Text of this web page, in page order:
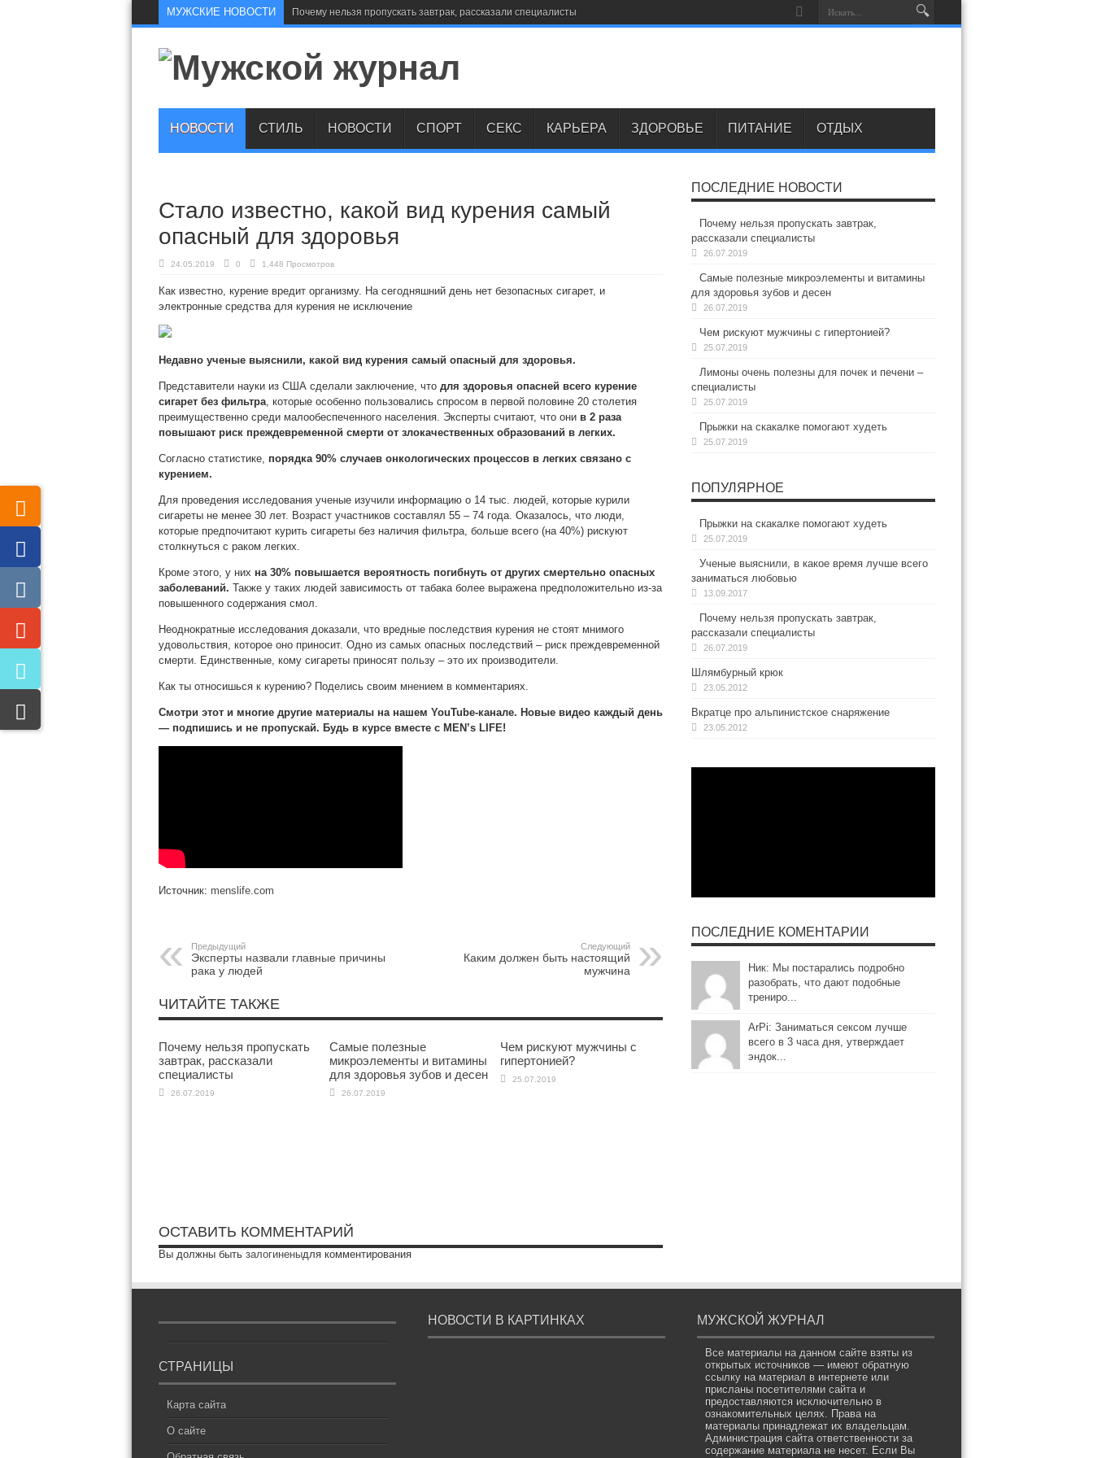
МУЖСКИЕ НОВОСТИ Почему нельзя пропускать завтрак, рассказали специалисты
НОВОСТИ СТИЛЬ НОВОСТИ СПОРТ СЕКС КАРЬЕРА ЗДОРОВЬЕ ПИТАНИЕ ОТДЫХ
Стало известно, какой вид курения самый
опасный для здоровья
24.05.2019 0 1,448 Просмотров
Как известно, курение вредит организму. На сегодняшний день нет безопасных сигарет, и
электронные средства для курения не исключение
Недавно ученые выяснили, какой вид курения самый опасный для здоровья.
Представители науки из США сделали заключение, что для здоровья опасней всего курение
сигарет без фильтра, которые особенно пользовались спросом в первой половине 20 столетия
преимущественно среди малообеспеченного населения. Эксперты считают, что они в 2 раза
повышают риск преждевременной смерти от злокачественных образований в легких.
Согласно статистике, порядка 90% случаев онкологических процессов в легких связано с
курением.
Для проведения исследования ученые изучили информацию о 14 тыс. людей, которые курили
сигареты не менее 30 лет. Возраст участников составлял 55 – 74 года. Оказалось, что люди,
которые предпочитают курить сигареты без наличия фильтра, больше всего (на 40%) рискуют
столкнуться с раком легких.
Кроме этого, у них на 30% повышается вероятность погибнуть от других смертельно опасных
заболеваний. Также у таких людей зависимость от табака более выражена предположительно из-за
повышенного содержания смол.
Неоднократные исследования доказали, что вредные последствия курения не стоят мнимого
удовольствия, которое оно приносит. Одно из самых опасных последствий – риск преждевременной
смерти. Единственные, кому сигареты приносят пользу – это их производители.
Как ты относишься к курению? Поделись своим мнением в комментариях.
Смотри этот и многие другие материалы на нашем YouTube-канале. Новые видео каждый день
— подпишись и не пропускай. Будь в курсе вместе с MEN’s LIFE!
Источник: menslife.com
Предыдущий
Эксперты назвали главные причины
рака у людей
Следующий
Каким должен быть настоящий
мужчина
ЧИТАЙТЕ ТАКЖЕ
Почему нельзя пропускать
завтрак, рассказали
специалисты
26.07.2019
Самые полезные
микроэлементы и витамины
для здоровья зубов и десен
26.07.2019
Чем рискуют мужчины с
гипертонией?
25.07.2019
ОСТАВИТЬ КОММЕНТАРИЙ
Вы должны быть залогиненыдля комментирования
ПОСЛЕДНИЕ НОВОСТИ
Почему нельзя пропускать завтрак,
рассказали специалисты
26.07.2019
Самые полезные микроэлементы и витамины
для здоровья зубов и десен
26.07.2019
Чем рискуют мужчины с гипертонией?
25.07.2019
Лимоны очень полезны для почек и печени –
специалисты
25.07.2019
Прыжки на скакалке помогают худеть
25.07.2019
ПОПУЛЯРНОЕ
Прыжки на скакалке помогают худеть
25.07.2019
Ученые выяснили, в какое время лучше всего
заниматься любовью
13.09.2017
Почему нельзя пропускать завтрак,
рассказали специалисты
26.07.2019
Шлямбурный крюк
23.05.2012
Вкратце про альпинистское снаряжение
23.05.2012
ПОСЛЕДНИЕ КОМЕНТАРИИ
Ник: Мы постарались подробно
разобрать, что дают подобные
трениро...
ArPi: Заниматься сексом лучше
всего в 3 часа дня, утверждает
эндок...
СТРАНИЦЫ
Карта сайта
О сайте
НОВОСТИ В КАРТИНКАХ МУЖСКОЙ ЖУРНАЛ
Все материалы на данном сайте взяты из
открытых источников — имеют обратную
ссылку на материал в интернете или
присланы посетителями сайта и
предоставляются исключительно в
ознакомительных целях. Права на
материалы принадлежат их владельцам.
Администрация сайта ответственности за
содержание материала не несет. Если Вы